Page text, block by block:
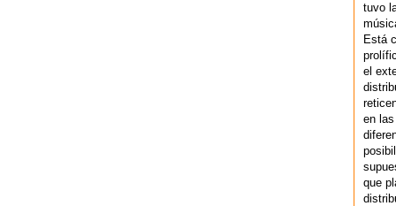
tuvo
Está
el
en
que